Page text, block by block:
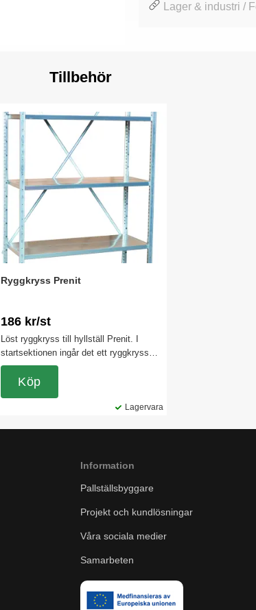
Lager & industri /
Tillbehör
Ryggkryss Prenit
186 kr/st
Löst ryggkryss till hyllställ Prenit. I
startsektionen ingår det ett ryggkryss. I
vart fjärde steg bör sedan ryggkrysset
sättas allt eftersom det byggs till fler
sektioner.
Lagervara
Köp
Information
Pallställsbyggare
Projekt och kundlösningar
Våra sociala medier
Samarbeten